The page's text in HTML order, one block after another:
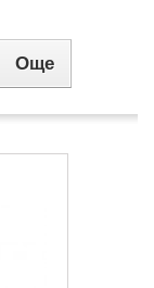
Още